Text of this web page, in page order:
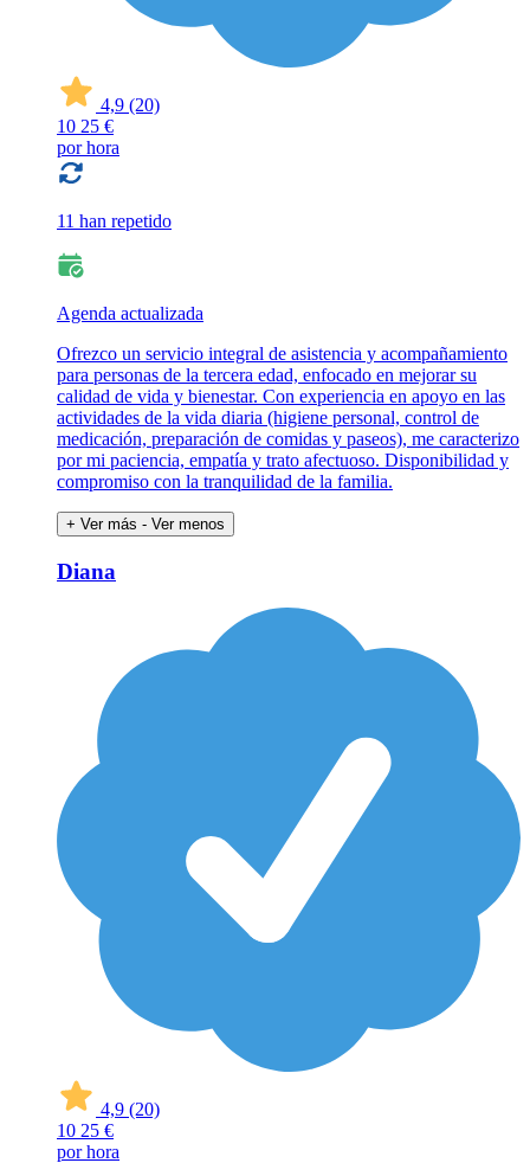
4,9 (20)
10 25 €
por hora
11 han repetido
Agenda actualizada
Ofrezco un servicio integral de asistencia y acompañamiento
para personas de la tercera edad, enfocado en mejorar su
calidad de vida y bienestar. Con experiencia en apoyo en las
actividades de la vida diaria (higiene personal, control de
medicación, preparación de comidas y paseos), me caracterizo
por mi paciencia, empatía y trato afectuoso. Disponibilidad y
compromiso con la tranquilidad de la familia.
+ Ver más - Ver menos
Diana
4,9 (20)
10 25 €
por hora